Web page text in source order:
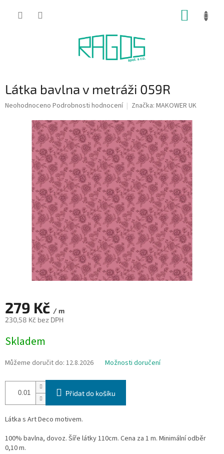
Látka bavlna v metráži 059R
Průměrné
produktu
hvězdiček.
Neohodnoceno Podrobnosti hodnocení Značka: MAKOWER UK
279 Kč / m
230,58 Kč bez DPH
cena:
Skladem
Můžeme doručit do: 12.8.2026 Možnosti doručení
Přidat do košíku
Látka s Art Deco motivem.
100% bavlna, dovoz. Šíře látky 110cm. Cena za 1 m. Minimální odběr
0,10 m.